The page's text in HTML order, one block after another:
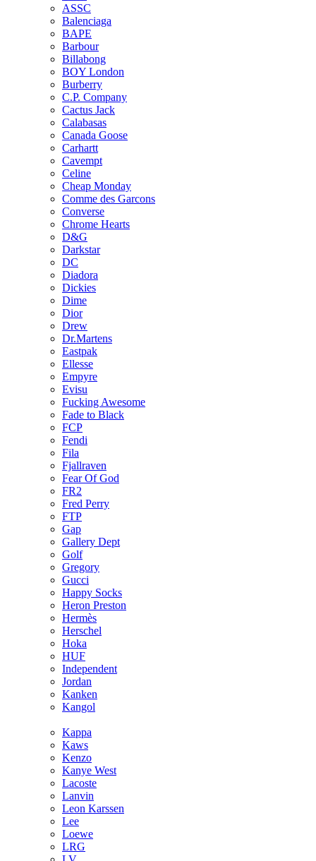
ASSC
Balenciaga
BAPE
Barbour
Billabong
BOY London
Burberry
C.P. Company
Cactus Jack
Calabasas
Canada Goose
Carhartt
Cavempt
Celine
Cheap Monday
Comme des Garcons
Converse
Chrome Hearts
D&G
Darkstar
DC
Diadora
Dickies
Dime
Dior
Drew
Dr.Martens
Eastpak
Ellesse
Empyre
Evisu
Fucking Awesome
Fade to Black
FCP
Fendi
Fila
Fjallraven
Fear Of God
FR2
Fred Perry
FTP
Gap
Gallery Dept
Golf
Gregory
Gucci
Happy Socks
Heron Preston
Hermès
Hersсhel
Hoka
HUF
Independent
Jordan
Kanken
Kangol
Kappa
Kaws
Kenzo
Kanye West
Lacoste
Lanvin
Leon Karssen
Lee
Loewe
LRG